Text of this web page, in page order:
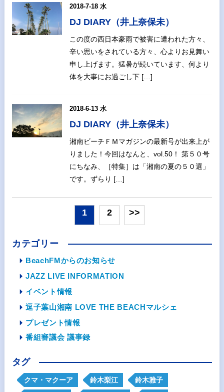
2018-7-18 水
DJ DIARY（井上奈保未）
この度の西日本豪雨で被害に遭われた方々、
辛い思いをされている方々、心よりお見舞い
申し上げます。猛暑が続いています、何より
体を大事にお過ごし下 […]
2018-6-13 水
DJ DIARY（井上奈保未）
湘南ビーチＦＭマガジンの最新号が出来上が
りました！今回はなんと、vol.50！ 第５０号
にちなみ、［特集］は「湘南の夏の５０選」
です。ずらり […]
1 2 >>
カテゴリー
BeachFMからのお知らせ
JAZZ LIVE INFORMATION
イベント情報
逗子葉山湘南 LOVE THE BEACHマルシェ
プレゼント情報
番組審議会 議事録
タグ
クマ・マクーア 鈴木梨江 鈴木雅子